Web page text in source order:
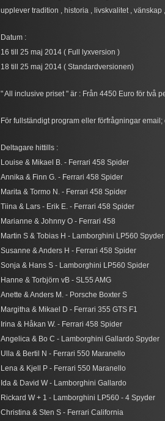
upplever tradition , historia , livskvalitet ,
Datum :
16 till 25 maj 2014 ( Full lyxversion )
18 till 25 maj 2014 ( Standardversionen)
" All inclusive priset " är : Från 4450 Euro för två
För fullständigt program eller förfrågningar
Deltagare hittills :
​​Louise & Mikael B. - Ferrari 458 Spider
​​Annika & Finn G. - Ferrari 458 Spider
​​Marita & Tormo N. - Ferrari 458 Spider
​​Tiina & Lars - Erik E. - Ferrari 458 Spider
​​Marianne & Johnny O - Ferrari 458
​​Martin S & Tobias H - Lamborghini LP560 Spyder
​​Susanne & Anders H - Ferrari 458 Spider
​​Sonja & Hans S - Lamborghini LP560 Spider
​​Hanne & Torbjörn vB - SL55 AMG
​​Anette & Anders M. - Porsche Boxter S
​Margitha & Mikael D - Ferrari 355 GTS F1
​​Irina & Håkan W. - Ferrari 458 Spider
​​Angelica & Bo C - Lamborghini Gallardo Spyder
​​Ulla & Bertil N - Ferrari 550 Maranello
​​Lena & Kjell P - Ferrari 550 Maranello
​​Ida & David W - Lamborghini Gallardo
Rickard W + 1 - Lamborghini LP560 - 4 Spyder
​​Christina & Sten S - Ferrari California